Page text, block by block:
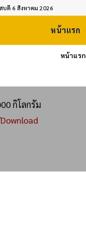
บดี 6 สิงหาคม 2026
หน้าแรก
หน้าแรก
กิโลกรัม